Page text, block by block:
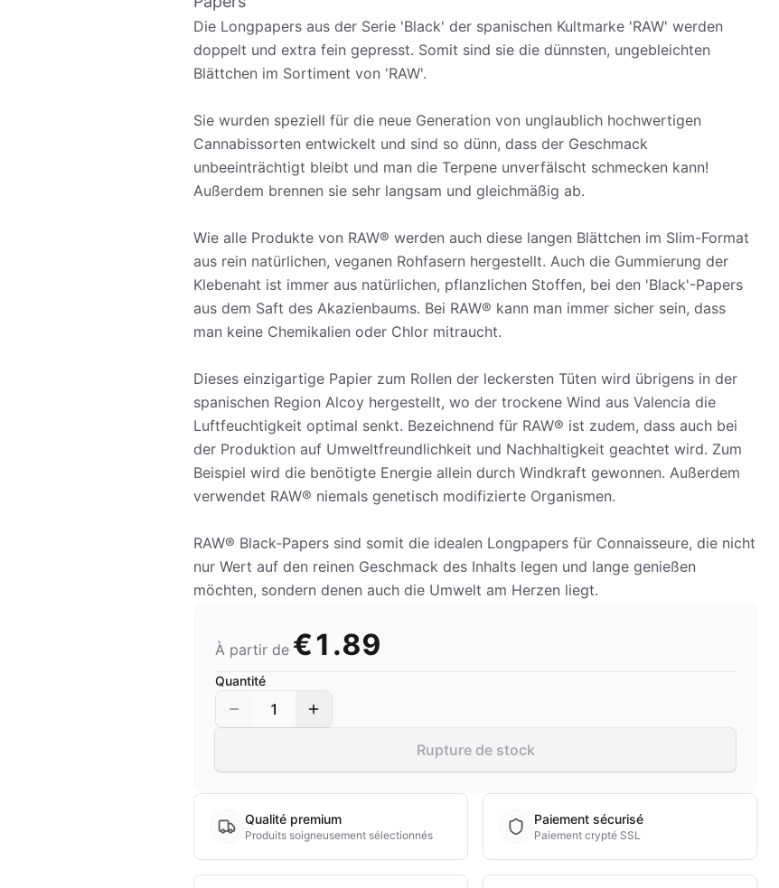
Die Longpapers aus der Serie 'Black' der spanischen Kultmarke 'RAW' werden
doppelt und extra fein gepresst. Somit sind sie die dünnsten, ungebleichten
Blättchen im Sortiment von 'RAW'.
Sie wurden speziell für die neue Generation von unglaublich hochwertigen
Cannabissorten entwickelt und sind so dünn, dass der Geschmack
unbeeinträchtigt bleibt und man die Terpene unverfälscht schmecken kann!
Außerdem brennen sie sehr langsam und gleichmäßig ab.
Wie alle Produkte von RAW® werden auch diese langen Blättchen im Slim-Format
aus rein natürlichen, veganen Rohfasern hergestellt. Auch die Gummierung der
Klebenaht ist immer aus natürlichen, pflanzlichen Stoffen, bei den 'Black'-Papers
aus dem Saft des Akazienbaums. Bei RAW® kann man immer sicher sein, dass
man keine Chemikalien oder Chlor mitraucht.
Dieses einzigartige Papier zum Rollen der leckersten Tüten wird übrigens in der
spanischen Region Alcoy hergestellt, wo der trockene Wind aus Valencia die
Luftfeuchtigkeit optimal senkt. Bezeichnend für RAW® ist zudem, dass auch bei
der Produktion auf Umweltfreundlichkeit und Nachhaltigkeit geachtet wird. Zum
Beispiel wird die benötigte Energie allein durch Windkraft gewonnen. Außerdem
verwendet RAW® niemals genetisch modifizierte Organismen.
RAW® Black-Papers sind somit die idealen Longpapers für Connaisseure, die nicht
nur Wert auf den reinen Geschmack des Inhalts legen und lange genießen
möchten, sondern denen auch die Umwelt am Herzen liegt.
À partir de €1.89
Quantité
1
Rupture de stock
Qualité premium
Produits soigneusement sélectionnés
Paiement sécurisé
Paiement crypté SSL